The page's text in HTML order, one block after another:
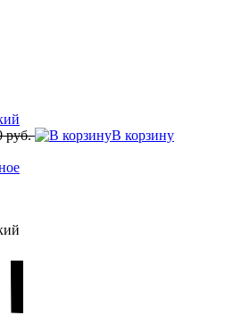
руб.
В корзину